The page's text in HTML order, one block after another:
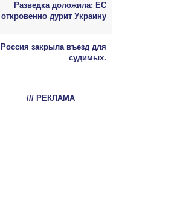
Разведка доложила: ЕС
откровенно дурит Украину
Россия закрыла въезд для
судимых.
/// РЕКЛАМА